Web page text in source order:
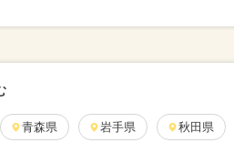
青森県 岩手県 秋田県